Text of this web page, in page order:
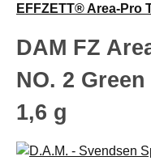
EFFZETT® Area-Pro
DAM FZ
NO. 2
1,6 g